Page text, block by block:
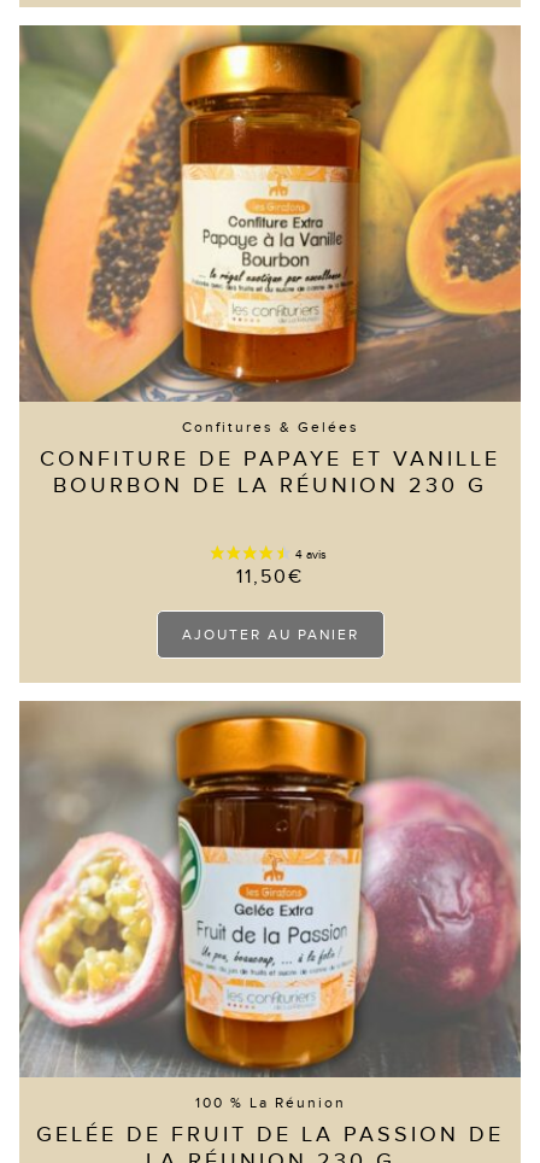
Confitures & Gelées
CONFITURE DE PAPAYE ET VANILLE
BOURBON DE LA RÉUNION 230 G
11,50€
AJOUTER AU PANIER
100 % La Réunion
GELÉE DE FRUIT DE LA PASSION DE